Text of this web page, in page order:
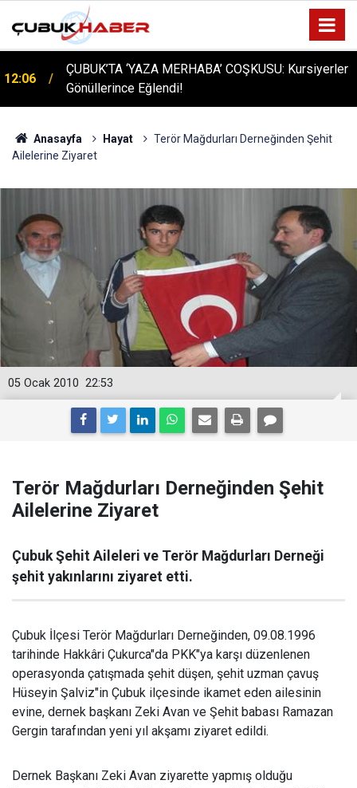
12:06
ÇUBUK’TA ‘YAZA MERHABA’ COŞKUSU: Kursiyerler
Gönüllerince Eğlendi!
Anasayfa Hayat
Terör Mağdurları Derneğinden Şehit
Ailelerine Ziyaret
22:53
05 Ocak 2010
Terör Mağdurları Derneğinden Şehit
Ailelerine Ziyaret
Çubuk Şehit Aileleri ve Terör Mağdurları Derneği
şehit yakınlarını ziyaret etti.
Çubuk İlçesi Terör Mağdurları Derneğinden, 09.08.1996
tarihinde Hakkâri Çukurca"da PKK"ya karşı düzenlenen
operasyonda çatışmada şehit düşen, şehit uzman çavuş
Hüseyin Şalviz"in Çubuk ilçesinde ikamet eden ailesinin
evine, dernek başkanı Zeki Avan ve Şehit babası Ramazan
Gergin tarafından yeni yıl akşamı ziyaret edildi.
Dernek Başkanı Zeki Avan ziyarette yapmış olduğu